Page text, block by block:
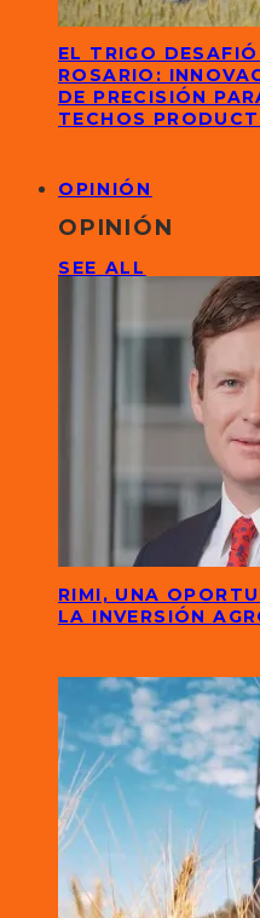
EL TRIGO
ROSARIO:
DE PRECISIÓN
TECHOS
OPINIÓN
OPINIÓN
SEE ALL
RIMI, UNA
LA INVERSIÓN